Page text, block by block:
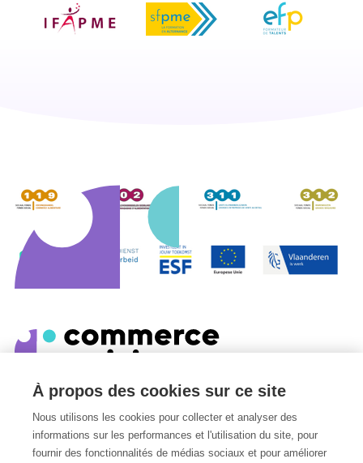
Edmond Van Nieuwenhuyselaan 8
Oudergem
À propos des cookies sur ce site
Nous utilisons les cookies pour collecter et analyser des
informations sur les performances et l'utilisation du site, pour
fournir des fonctionnalités de médias sociaux et pour améliorer